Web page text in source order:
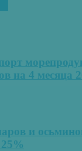
на 4 месяца
и